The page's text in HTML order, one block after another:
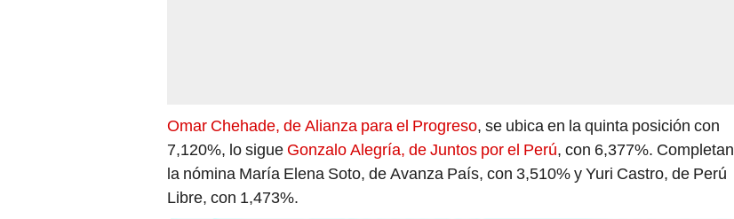
Omar Chehade, de Alianza para el Progreso, se ubica en la quinta posición con
7,120%, lo sigue Gonzalo Alegría, de Juntos por el Perú, con 6,377%. Completan
la nómina María Elena Soto, de Avanza País, con 3,510% y Yuri Castro, de Perú
Libre, con 1,473%.